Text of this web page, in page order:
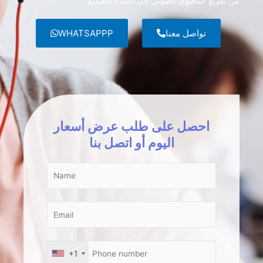
تواصل معنا WHATSAPPP
احصل على طلب عرض أسعار
اليوم أو اتصل بنا
+1